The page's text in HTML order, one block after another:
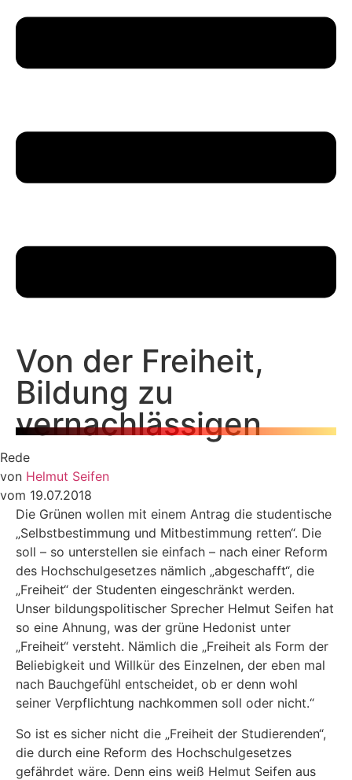
Von der Freiheit,
Bildung zu
vernachlässigen
Rede
von Helmut Seifen
vom 19.07.2018
Die Grünen wollen mit einem Antrag die studentische
„Selbstbestimmung und Mitbestimmung retten“. Die
soll – so unterstellen sie einfach – nach einer Reform
des Hochschulgesetzes nämlich „abgeschafft“, die
„Freiheit“ der Studenten eingeschränkt werden.
Unser bildungspolitischer Sprecher Helmut Seifen hat
so eine Ahnung, was der grüne Hedonist unter
„Freiheit“ versteht. Nämlich die „Freiheit als Form der
Beliebigkeit und Willkür des Einzelnen, der eben mal
nach Bauchgefühl entscheidet, ob er denn wohl
seiner Verpflichtung nachkommen soll oder nicht.“
So ist es sicher nicht die „Freiheit der Studierenden“,
die durch eine Reform des Hochschulgesetzes
gefährdet wäre. Denn eins weiß Helmut Seifen aus